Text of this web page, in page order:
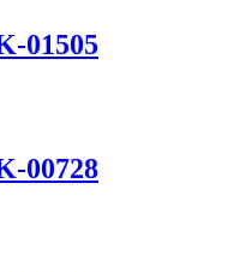
01505
00728